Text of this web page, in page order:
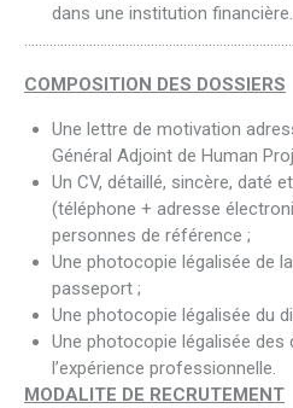
dans une institution financière.
COMPOSITION DES DOSSIERS
Une lettre de motivation
Général Adjoint de Human
Un CV, détaillé, sincère, daté
(téléphone + adresse
personnes de référence ;
Une photocopie légalisée de
passeport ;
Une photocopie légalisée du
Une photocopie légalisée
l’expérience professionnelle.
MODALITE DE RECRUTEMENT